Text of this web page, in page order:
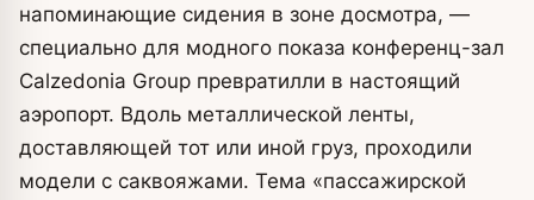
напоминающие сидения в зоне досмотра, —
специально для модного показа конференц-зал
Calzedonia Group превратилли в настоящий
аэропорт. Вдоль металлической ленты,
доставляющей тот или иной груз, проходили
модели с саквояжами. Тема «пассажирской